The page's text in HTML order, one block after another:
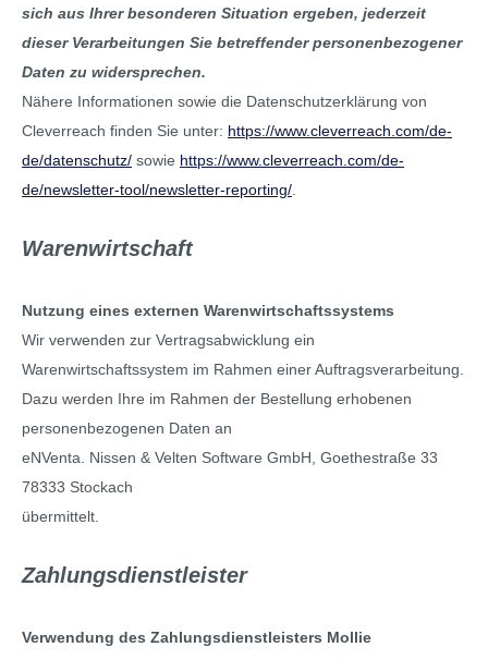
sich aus Ihrer besonderen Situation ergeben, jederzeit
dieser Verarbeitungen Sie betreffender personenbezogener
Daten zu widersprechen.
Nähere Informationen sowie die Datenschutzerklärung von
Cleverreach finden Sie unter: https://www.cleverreach.com/de-
de/datenschutz/ sowie https://www.cleverreach.com/de-
de/newsletter-tool/newsletter-reporting/.
Warenwirtschaft
Nutzung eines externen Warenwirtschaftssystems
Wir verwenden zur Vertragsabwicklung ein
Warenwirtschaftssystem im Rahmen einer Auftragsverarbeitung.
Dazu werden Ihre im Rahmen der Bestellung erhobenen
personenbezogenen Daten an
eNVenta. Nissen & Velten Software GmbH, Goethestraße 33
78333 Stockach
übermittelt.
Zahlungsdienstleister
Verwendung des Zahlungsdienstleisters Mollie